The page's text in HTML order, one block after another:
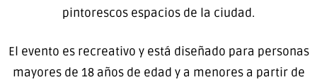
pintorescos espacios de la ciudad.
El evento es recreativo y está diseñado para personas
mayores de 18 años de edad y a menores a partir de